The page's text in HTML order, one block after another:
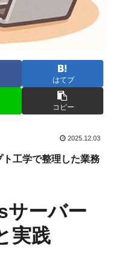
はてブ
コピー
2025.12.03
工学で整理した業務
ーバー
実践